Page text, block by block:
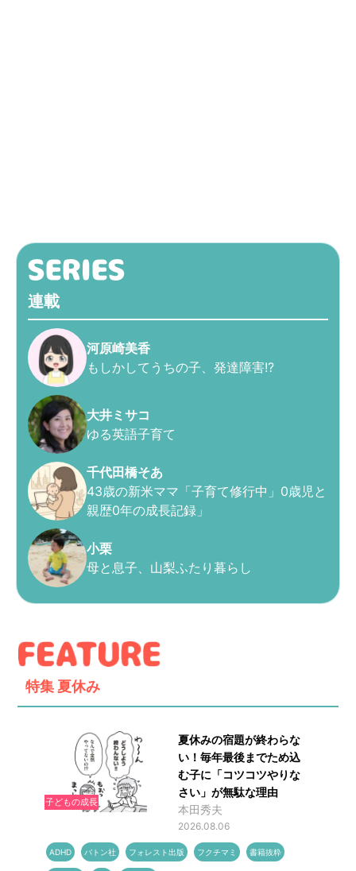
連載
河原崎美香
もしかしてうちの子、発達障害!?
大井ミサコ
ゆる英語子育て
千代田橋そあ
43歳の新米ママ「子育て修行中」0歳児と
親歴0年の成長記録」
小栗
母と息子、山梨ふたり暮らし
特集 夏休み
子どもの成長
夏休みの宿題が終わらな
い！毎年最後までため込
む子に「コツコツやりな
さい」が無駄な理由
本田秀夫
2026.08.06
ADHD バトン社 フォレスト出版 フクチマミ 書籍抜粋